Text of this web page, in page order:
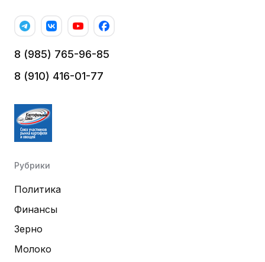
8 (985) 765-96-85
8 (910) 416-01-77
Рубрики
Политика
Финансы
Зерно
Молоко